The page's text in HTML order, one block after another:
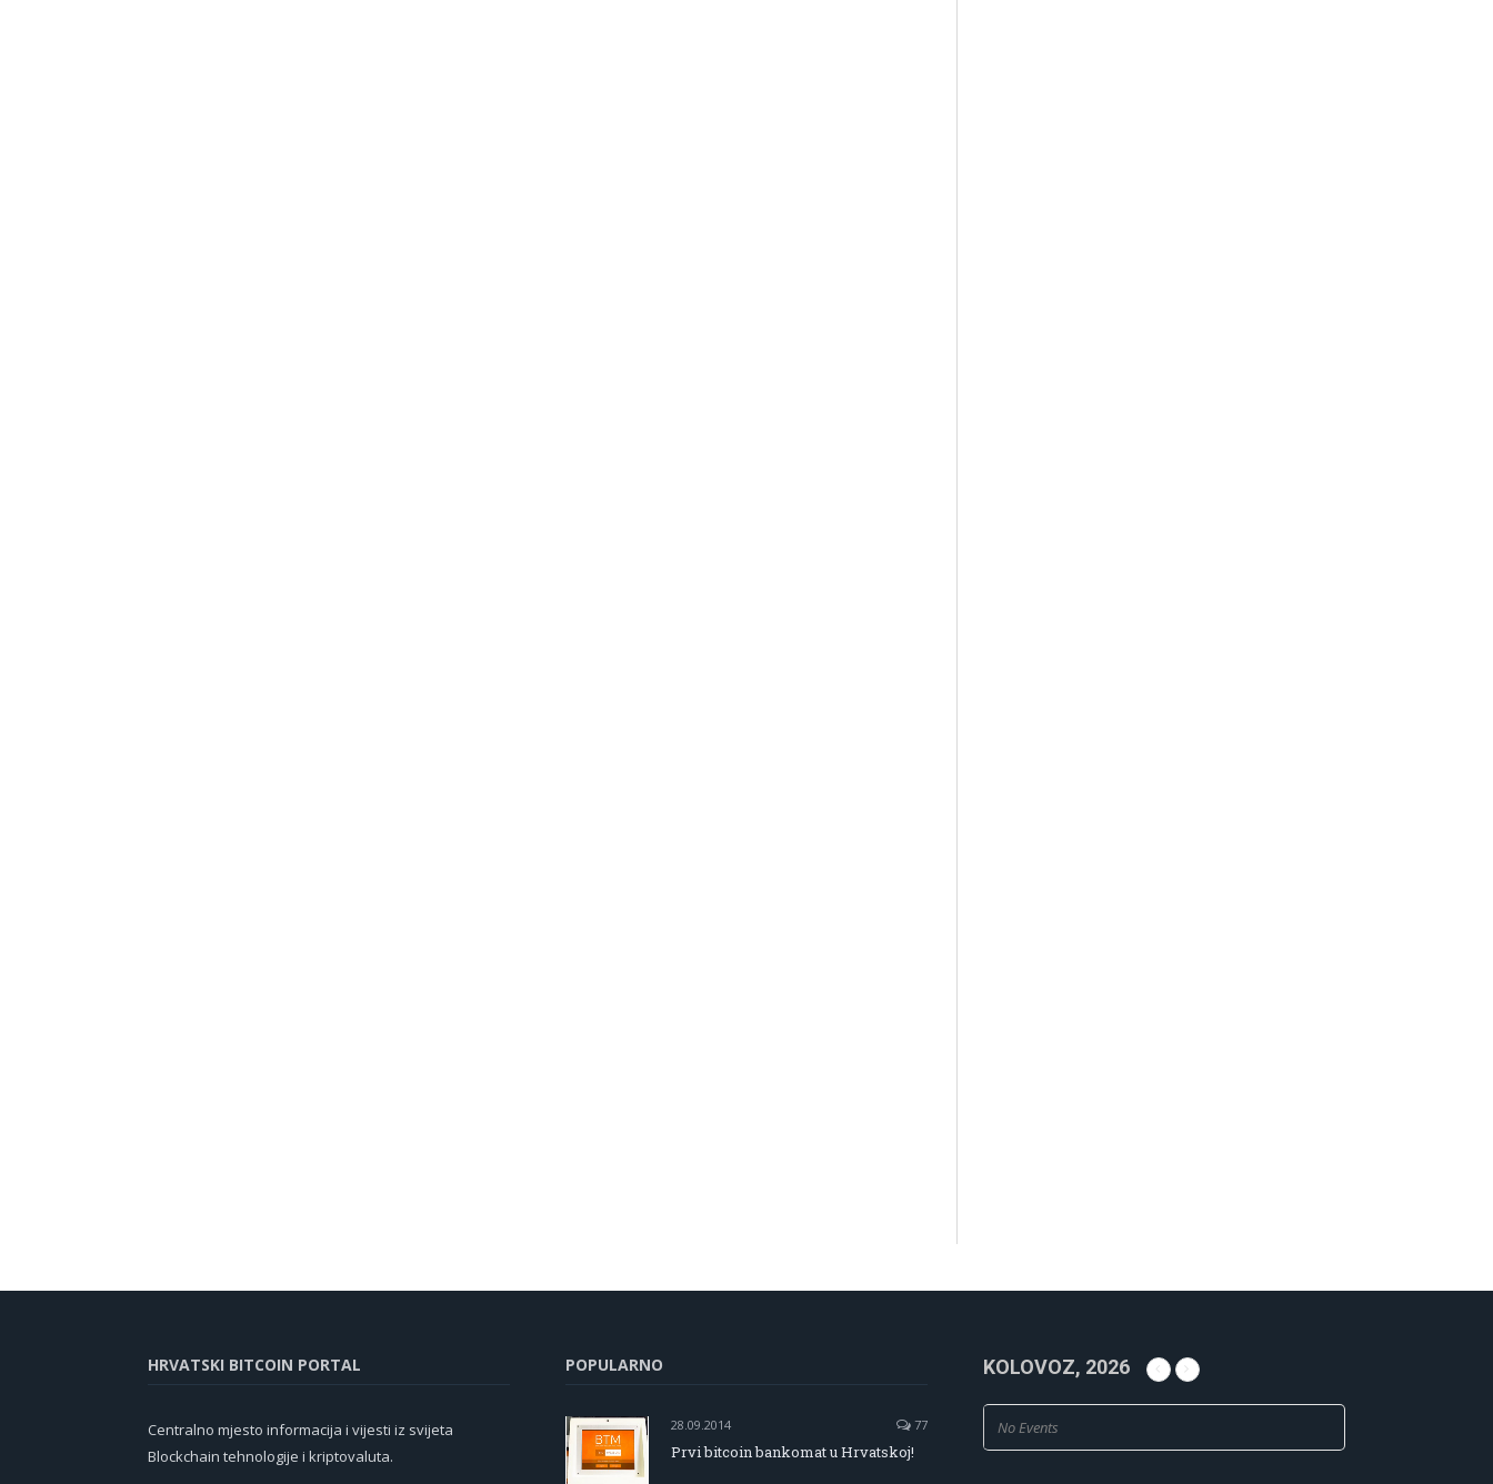
HRVATSKI BITCOIN PORTAL
Centralno mjesto informacija i vijesti iz svijeta
Blockchain tehnologije i kriptovaluta.
POPULARNO
28.09.2014 77
Prvi bitcoin bankomat u Hrvatskoj!
KOLOVOZ, 2026
No Events